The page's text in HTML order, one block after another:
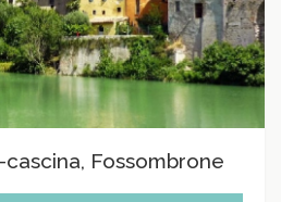
Fossombrone